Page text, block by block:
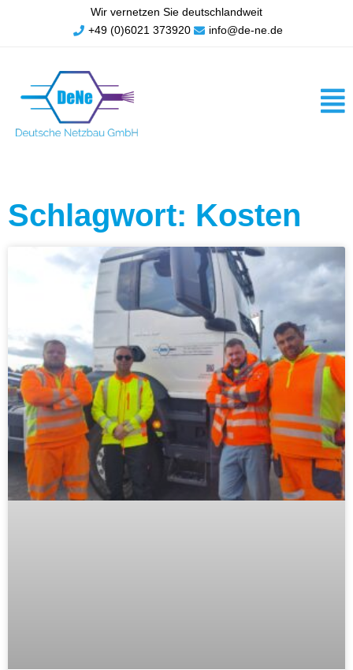
Wir vernetzen Sie deutschlandweit
+49 (0)6021 373920
info@de-ne.de
Schlagwort: Kosten